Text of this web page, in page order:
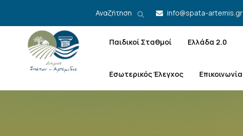
Αναζήτηση info@spata-artemis.gr
Παιδικοί Σταθμοί Ελλάδα 2.0
Εσωτερικός Έλεγχος Επικοινωνία